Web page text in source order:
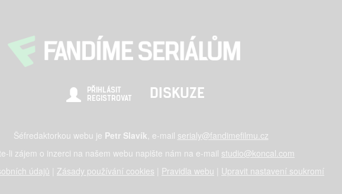
PŘIHLÁSIT
REGISTROVAT
DISKUZE
Šéfredaktorkou webu je Petr Slavík , e-mail serialy@fandimefilmu.cz
li zájem o inzerci na našem webu napište nám na e-mail studio@koncal.com
údajů
Zásady používání cookies Pravidla webu Upravit nastavení soukromí